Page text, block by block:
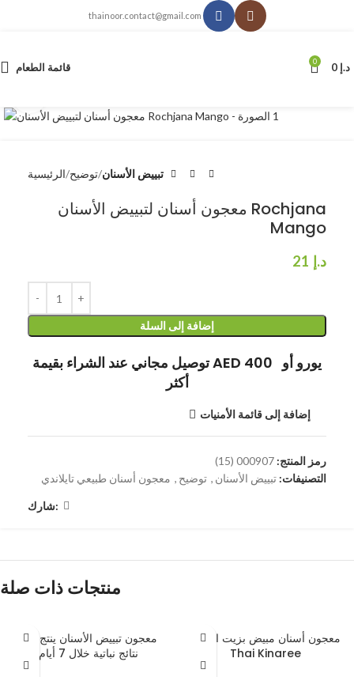
thainoor.contact@gmail.com
قائمة الطعام 0 د.إ
الرئيسية توضيح تبييض الأسنان
معجون أسنان لتبييض الأسنان Rochjana
Mango
د.إ
إضافة إلى السلة
توصيل مجاني عند الشراء بقيمة AED 400 يورو أو
أكثر
إضافة إلى قائمة الأمنيات
رمز المنتج: 000907 (15)
التصنيفات: تبييض الأسنان , توضيح , معجون أسنان طبيعي تايلاندي
شارك:
منتجات ذات صلة
معجون تبييض الأسنان ينتج عنه
نتائج نباتية خلال 7 أيام
معجون أسنان مبيض بزيت النوني
Thai Kinaree